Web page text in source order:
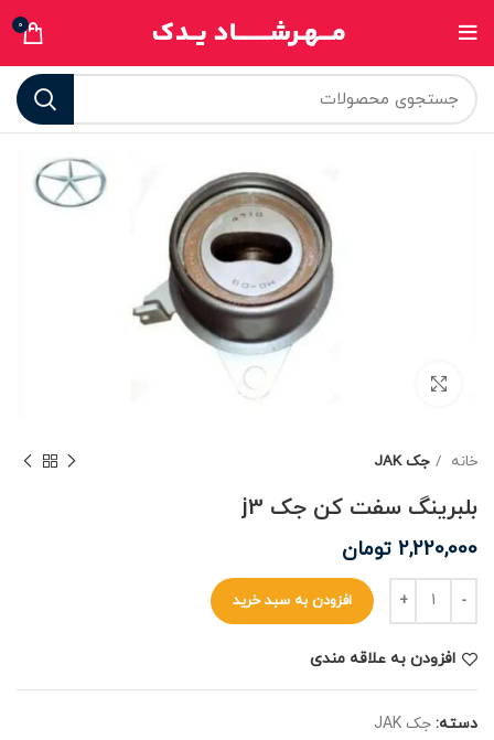
0
خانه جک JAK
بلبرینگ سفت کن جک j3
2,220,000 تومان
افزودن به سبد خرید
افزودن به علاقه مندی
دسته: جک JAK